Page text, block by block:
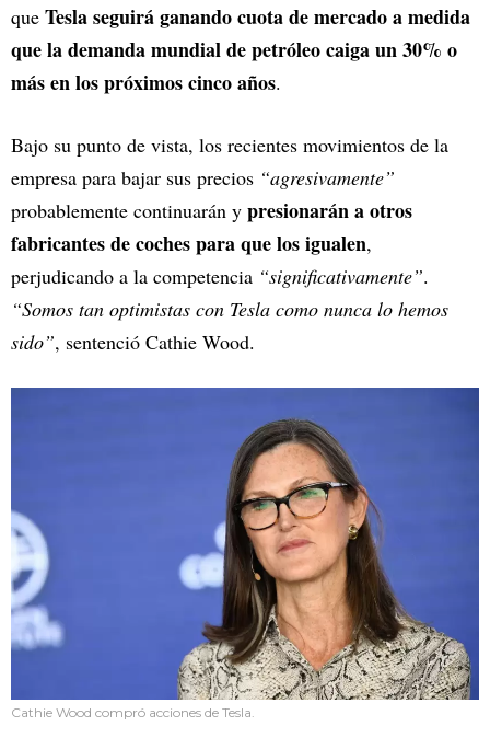
que Tesla seguirá ganando cuota de mercado a medida
que la demanda mundial de petróleo caiga un 30% o
más en los próximos cinco años.
Bajo su punto de vista, los recientes movimientos de la
empresa para bajar sus precios “agresivamente”
probablemente continuarán y presionarán a otros
fabricantes de coches para que los igualen,
perjudicando a la competencia “significativamente”.
“Somos tan optimistas con Tesla como nunca lo hemos
sido”, sentenció Cathie Wood.
Cathie Wood compró acciones de Tesla.